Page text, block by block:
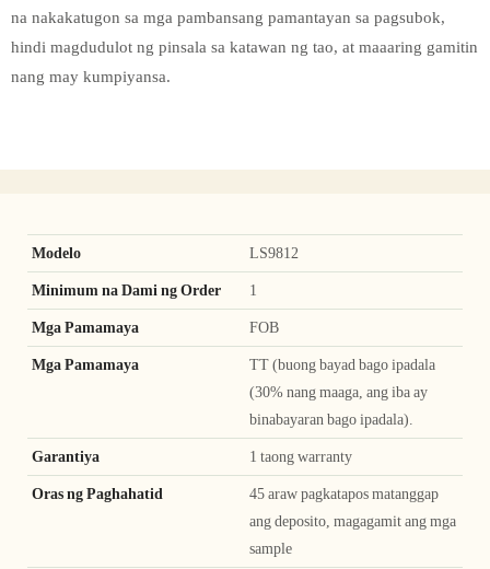
na nakakatugon sa mga pambansang pamantayan sa pagsubok,
hindi magdudulot ng pinsala sa katawan ng tao, at maaaring gamitin
nang may kumpiyansa.
Modelo LS9812
Minimum na Dami ng Order 1
Mga Pamamaya FOB
Mga Pamamaya
TT (buong bayad bago ipadala
(30% nang maaga, ang iba ay
binabayaran bago ipadala).
Garantiya 1 taong warranty
Oras ng Paghahatid
45 araw pagkatapos matanggap
ang deposito, magagamit ang mga
sample